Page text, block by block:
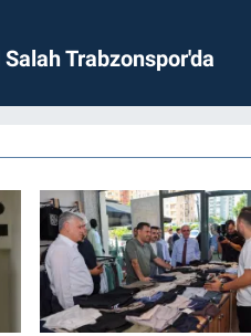
Trabzonspor'da